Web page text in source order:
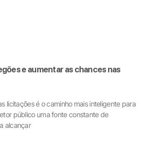
e aumentar as chances nas
licitações é o caminho mais inteligente para
público uma fonte constante de
alcançar